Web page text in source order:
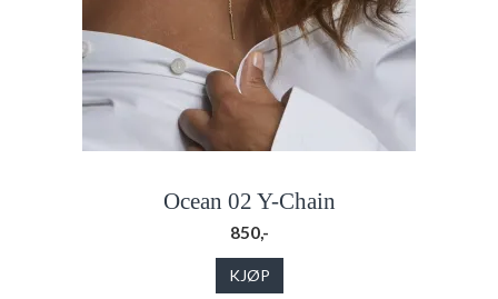
Ocean 02 Y-Chain
850,-
KJØP